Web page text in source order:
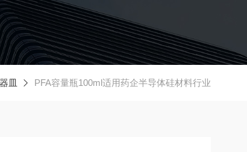
皿 PFA容量瓶100ml适用药企半导体硅材料行业